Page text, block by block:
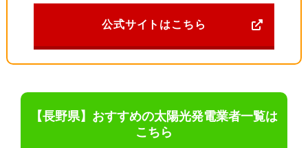
公式サイトはこちら
【長野県】おすすめの太陽光発電業者一覧は
こちら